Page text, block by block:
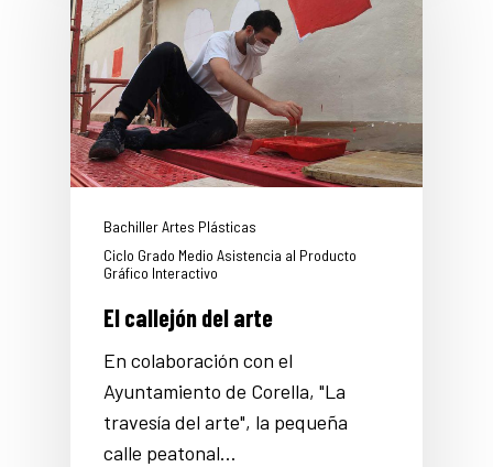
Bachiller Artes Plásticas
Ciclo Grado Medio Asistencia al Producto
Gráfico Interactivo
El callejón del arte
En colaboración con el
Ayuntamiento de Corella, "La
travesía del arte", la pequeña
calle peatonal…